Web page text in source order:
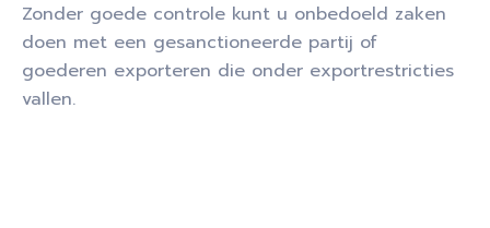
Zonder goede controle kunt u onbedoeld zaken
doen met een gesanctioneerde partij of
goederen exporteren die onder exportrestricties
vallen.